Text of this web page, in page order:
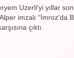
Uzerli'yi yıllar
imzalı “İmroz'da
çıktı.